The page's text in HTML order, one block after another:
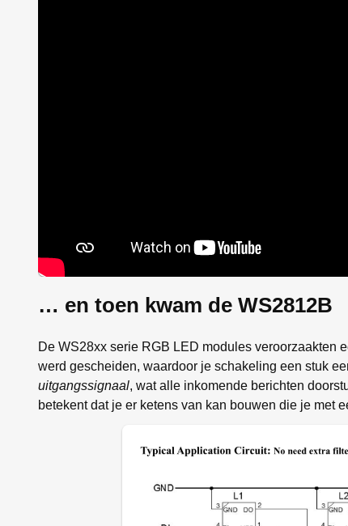
… en toen kwam de WS2812B
De WS28xx serie RGB LED modules veroorzaakten
werd gescheiden, waardoor je schakeling een stuk
uitgangssignaal, wat alle inkomende berichten
betekent dat je er ketens van kan bouwen die je met